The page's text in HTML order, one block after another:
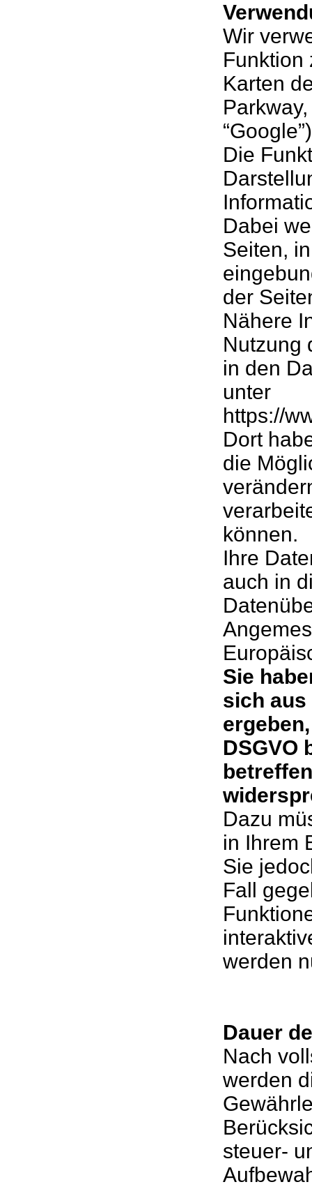
Wir
Funktion
Karten
Die
Dabei
Seiten,
der
Nähere
Nutzung
in den
unter
https://
Dort
die
können.
Ihre
auch in
Sie
sich aus
DSGVO
Dazu
in Ihrem
Sie
Fall
werden
Dauer
Nach
werden
steuer-